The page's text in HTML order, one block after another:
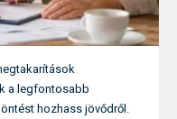
a legfontosabb
hozhass jövődről.